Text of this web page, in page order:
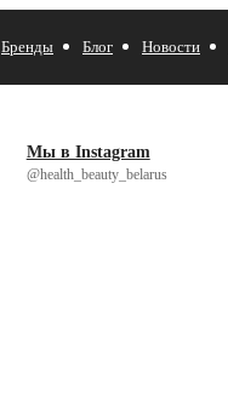
Бренды Блог Новости
Мы в Instagram
@health_beauty_belarus